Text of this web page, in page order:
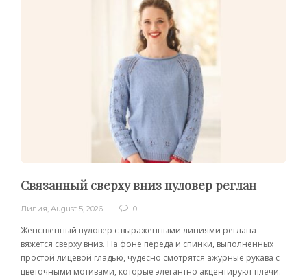
Связанный сверху вниз пуловер реглан
Лилия August 5, 2026 0
Женственный пуловер с выраженными линиями реглана
вяжется сверху вниз. На фоне переда и спинки, выполненных
простой лицевой гладью, чудесно смотрятся ажурные рукава с
цветочными мотивами, которые элегантно акцентируют плечи.